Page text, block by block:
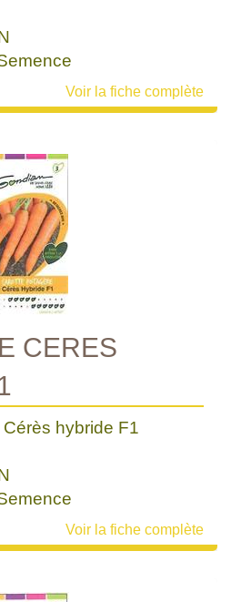
Voir la fiche complète
CERES
hybride F1
Voir la fiche complète